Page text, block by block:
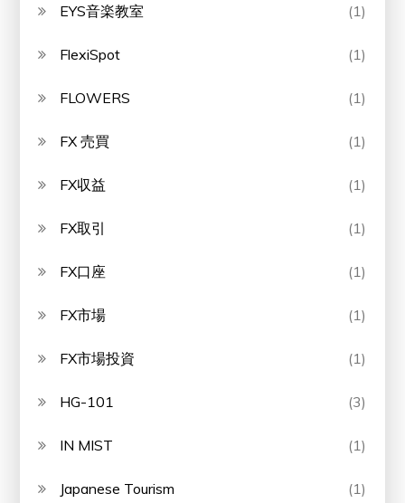
EYS音楽教室 (1)
FlexiSpot (1)
FLOWERS (1)
FX 売買 (1)
FX収益 (1)
FX取引 (1)
FX口座 (1)
FX市場 (1)
FX市場投資 (1)
HG-101 (3)
IN MIST (1)
Japanese Tourism (1)